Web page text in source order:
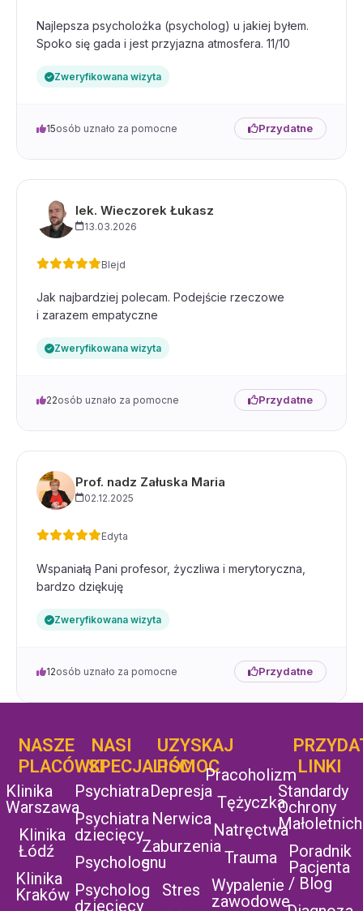
Najlepsza psycholożka (psycholog) u jakiej byłem.
Spoko się gada i jest przyjazna atmosfera. 11/10
Zweryfikowana wizyta
15osób uznało za pomocne Przydatne
lek. Wieczorek Łukasz
13.03.2026
Blejd
Jak najbardziej polecam. Podejście rzeczowe
i zarazem empatyczne
Zweryfikowana wizyta
22osób uznało za pomocne Przydatne
Prof. nadz Załuska Maria
02.12.2025
Edyta
Wspaniałą Pani profesor, życzliwa i merytoryczna,
bardzo dziękuję
Zweryfikowana wizyta
12osób uznało za pomocne Przydatne
NASZE
PLACÓWKI
Klinika
Warszawa
Klinika
Łódź
Klinika
Kraków
NASI
SPECJALIŚCI
Psychiatra
Psychiatra
dziecięcy
Psycholog
Psycholog
dziecięcy
UZYSKAJ
POMOC
Depresja
Nerwica
Zaburzenia
snu
Stres
UZYSKAJ
POMOC
Pracoholizm
Tężyczka
Natręctwa
Trauma
Wypalenie
zawodowe
LINKI
Standardy
Ochrony
Małoletnich
Poradnik
Pacjenta
/ Blog